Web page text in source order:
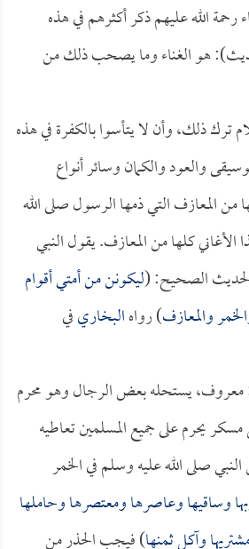
رحمة الله عليهم ذكر أكثرهم في هذه
هو الغناء وما يصحب ذلك من
ترك ذلك، وأن لا يتأسوا بالكفرة في هذه
والعود والكمان وسائر أنواع
من المعازف التي ذمها الرسول صلى الله
كلها من المعازف. يقول النبي
الصحيح: (ليكونن من أمتي أقوام
والمعازف) رواهالبخاريفي
معروف، يستحله بعض الرجال وهو محرم
يحرم على جميع المسلمين تعاطيه
صلى الله عليه وسلم في الخمر
وساقيها وعاصرها ومعتصرها وحاملها
وآكل ثمنها) فيجب الحذر من